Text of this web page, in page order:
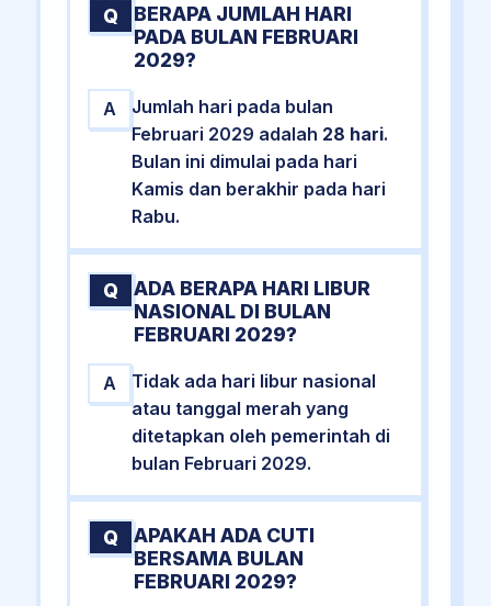
Q
BERAPA JUMLAH HARI
PADA BULAN FEBRUARI
2029?
A
Jumlah hari pada bulan
Februari 2029 adalah 28 hari.
Bulan ini dimulai pada hari
Kamis dan berakhir pada hari
Rabu.
Q
ADA BERAPA HARI LIBUR
NASIONAL DI BULAN
FEBRUARI 2029?
A
Tidak ada hari libur nasional
atau tanggal merah yang
ditetapkan oleh pemerintah di
bulan Februari 2029.
Q
APAKAH ADA CUTI
BERSAMA BULAN
FEBRUARI 2029?